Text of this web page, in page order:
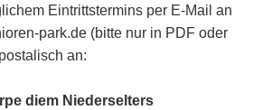
Eintrittstermins per E-Mail an
park.de (bitte nur in PDF oder
an:
diem Niederselters